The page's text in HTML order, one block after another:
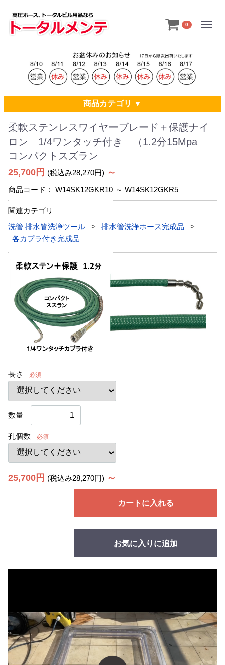
0
商品カテゴリ ▼
柔軟ステンレスワイヤーブレード＋保護ナイ
ロン 1/4ワンタッチ付き （1.2分15Mpa
コンパクトスズラン
25,700円 (税込み28,270円) ～
商品コード： W14SK12GKR10 ～ W14SK12GKR5
関連カテゴリ
洗管 排水管洗浄ツール
排水管洗浄ホース完成品
各カプラ付き完成品
長さ 必須
数量
孔個数 必須
25,700円 (税込み28,270円) ～
カートに入れる
お気に入りに追加